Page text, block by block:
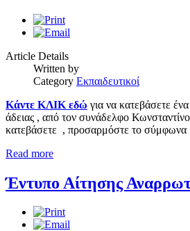
Article Details
Written by
Category Εκπαιδευτικοί
Κάντε ΚΛΙΚ εδώ για να κατεβάσετε
άδειας , από τον συνάδελφο
κατεβάσετε , προσαρμόστε το σύμφωνα
Read more
Έντυπο Αίτησης